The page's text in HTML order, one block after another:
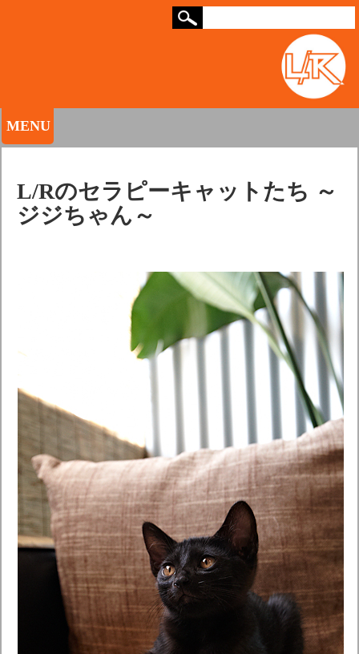
MENU
L/Rのセラピーキャットたち ～
ジジちゃん～